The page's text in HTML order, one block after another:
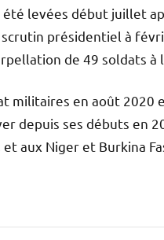
levées début juillet
présidentiel à
de 49 soldats à
militaires en août 2020
depuis ses débuts en
aux Niger et Burkina